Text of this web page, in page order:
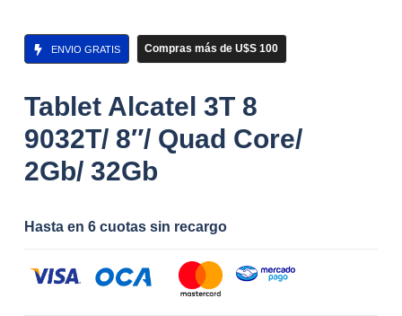
ENVIO GRATIS Compras más de U$S 100
Tablet Alcatel 3T 8
9032T/ 8″/ Quad Core/
2Gb/ 32Gb
Hasta en 6 cuotas sin recargo